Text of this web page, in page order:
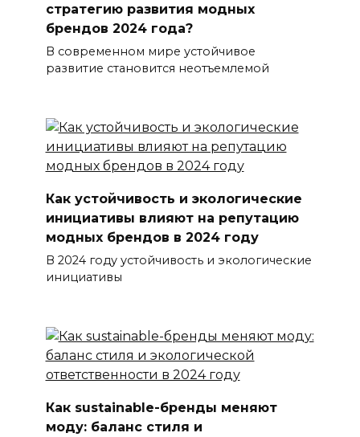
стратегию развития модных
брендов 2024 года?
В современном мире устойчивое
развитие становится неотъемлемой
Как устойчивость и экологические
инициативы влияют на репутацию
модных брендов в 2024 году
В 2024 году устойчивость и экологические
инициативы
Как sustainable-бренды меняют
моду: баланс стиля и